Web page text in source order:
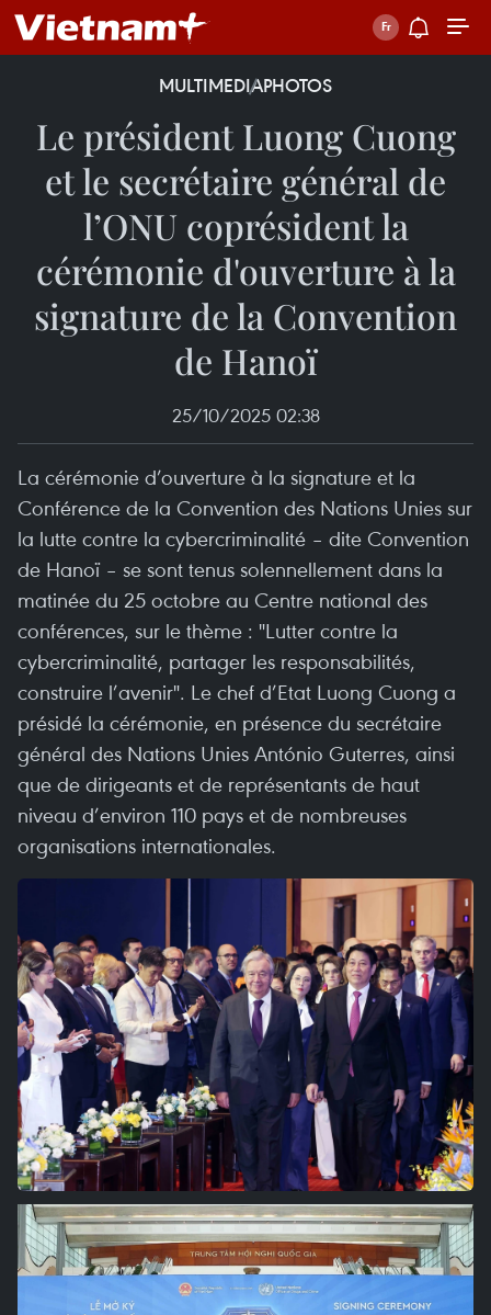
MULTIMEDIAPHOTOS
Le président Luong Cuong
et le secrétaire général de
l’ONU coprésident la
cérémonie d'ouverture à la
signature de la Convention
de Hanoï
25/10/2025 02:38
La cérémonie d’ouverture à la signature et la
Conférence de la Convention des Nations Unies sur
la lutte contre la cybercriminalité – dite Convention
de Hanoï – se sont tenus solennellement dans la
matinée du 25 octobre au Centre national des
conférences, sur le thème : "Lutter contre la
cybercriminalité, partager les responsabilités,
construire l’avenir". Le chef d’Etat Luong Cuong a
présidé la cérémonie, en présence du secrétaire
général des Nations Unies António Guterres, ainsi
que de dirigeants et de représentants de haut
niveau d’environ 110 pays et de nombreuses
organisations internationales.